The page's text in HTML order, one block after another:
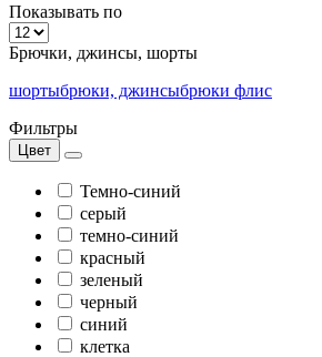
Показывать по
Брючки, джинсы, шорты
шортыбрюки, джинсыбрюки флис
Фильтры
Цвет
Темно-синий
серый
темно-синий
красный
зеленый
черный
синий
клетка